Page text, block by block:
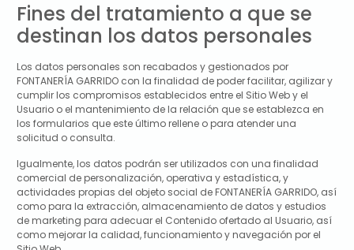
Fines del tratamiento a que se
destinan los datos personales
Los datos personales son recabados y gestionados por
FONTANERÍA GARRIDOcon la finalidad de poder facilitar, agilizar y
cumplir los compromisos establecidos entre el Sitio Web y el
Usuario o el mantenimiento de la relación que se establezca en
los formularios que este último rellene o para atender una
solicitud o consulta.
Igualmente, los datos podrán ser utilizados con una finalidad
comercial de personalización, operativa y estadística, y
actividades propias del objeto social de FONTANERÍA GARRIDO, así
como para la extracción, almacenamiento de datos y estudios
de marketing para adecuar el Contenido ofertado al Usuario, así
como mejorar la calidad, funcionamiento y navegación por el